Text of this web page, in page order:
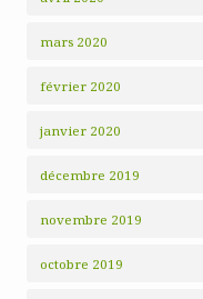
mars 2020
février 2020
janvier 2020
décembre 2019
novembre 2019
octobre 2019